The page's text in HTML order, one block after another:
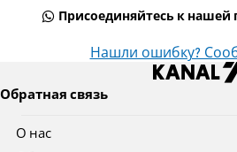
Присоединяйтесь к нашей
Нашли ошибку?
Обратная связь
О нас